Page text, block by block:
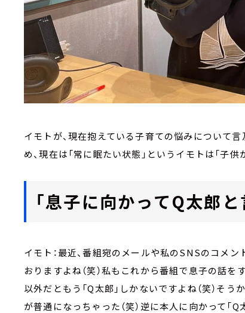
イモトが、現在抱えている子育ての悩みについて
め、現在は「常に眠たい状態」というイモトは「子
「息子に向かってQ太郎と
イモト：最近、番組宛のメールや私のSNSのコメ
おりますよね（笑）私もこれから番組で息子の話を
以外だともう「Q太郎」しかないですよね（笑）そう
が普通になっちゃった（笑）逆に本人に向かって「